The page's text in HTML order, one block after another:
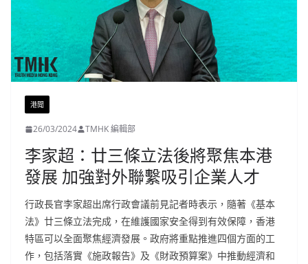
港聞
26/03/2024 TMHK 編輯部
李家超：廿三條立法後將聚焦本港
發展 加強對外聯繫吸引企業人才
行政長官李家超出席行政會議前見記者時表示，隨著《基本
法》廿三條立法完成，在維護國家安全得到有效保障，香港
特區可以全面聚焦經濟發展。政府將重點推進四個方面的工
作，包括落實《施政報告》及《財政預算案》中推動經濟和